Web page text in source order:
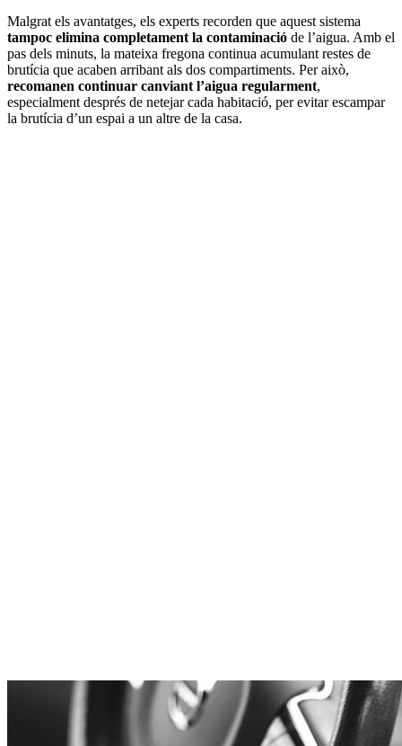
Malgrat els avantatges, els experts recorden que aquest sistema
tampoc elimina completament la contaminació de l’aigua. Amb el
pas dels minuts, la mateixa fregona continua acumulant restes de
brutícia que acaben arribant als dos compartiments. Per això,
recomanen continuar canviant l’aigua regularment,
especialment després de netejar cada habitació, per evitar escampar
la brutícia d’un espai a un altre de la casa.